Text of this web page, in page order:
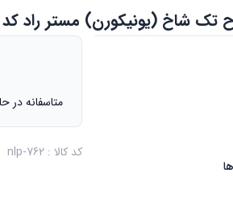
تک شاخ (یونیکورن) مستر راد کد 1555
متاسفانه در
کد کالا : nlp-762